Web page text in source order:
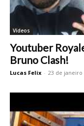
Vídeos
Youtuber
Bruno Clash!
Lucas Felix - 23 de janeiro